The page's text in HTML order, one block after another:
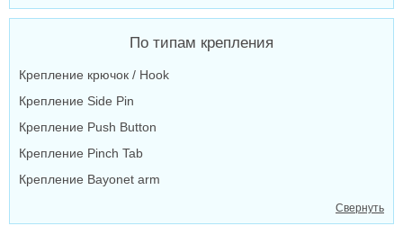
По типам крепления
Крепление крючок / Hook
Крепление Side Pin
Крепление Push Button
Крепление Pinch Tab
Крепление Bayonet arm
Свернуть